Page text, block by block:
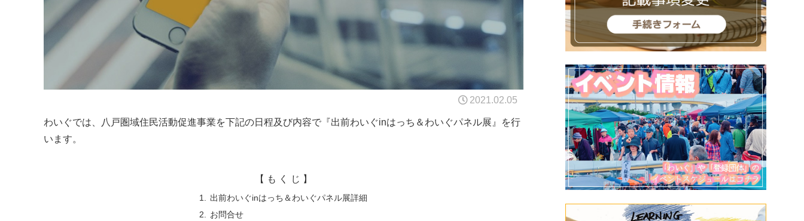
2021.02.05
わいぐでは、八戸圏域住民活動促進事業を下記の日程及び内容で『出前わいぐinはっち＆わいぐパネル展』を行
います。
【 も く じ 】
出前わいぐinはっち＆わいぐパネル展詳細
お問合せ